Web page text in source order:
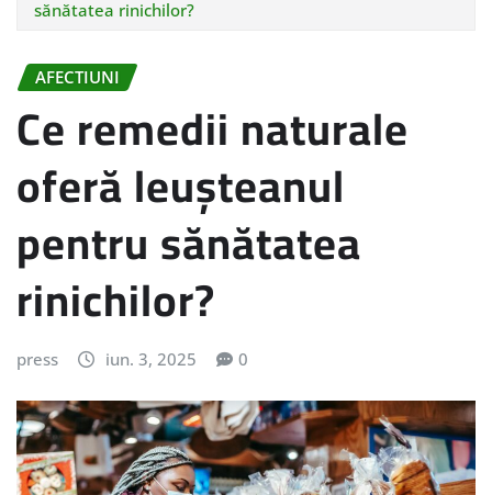
sănătatea rinichilor?
AFECTIUNI
Ce remedii naturale
oferă leușteanul
pentru sănătatea
rinichilor?
press iun. 3, 2025 0